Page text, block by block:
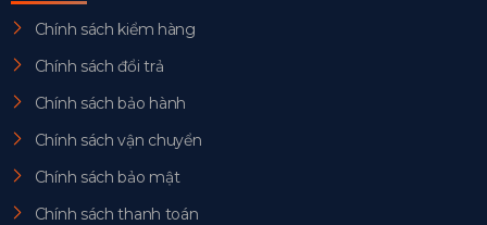
Chính sách kiểm hàng
Chính sách đổi trả
Chính sách bảo hành
Chính sách vận chuyển
Chính sách bảo mật
Chính sách thanh toán